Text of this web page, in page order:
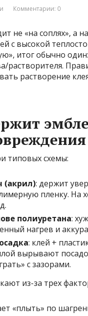
Комментарии: 0
не «на соплях», а
с высокой
итог обычно
растворителя.
растворение
типовых схемы:
(акрил): держит
пленку. На
полиуретана:
нагрев и
: клей +
вырывают
с зазорами.
из-за трех
«плыть» по